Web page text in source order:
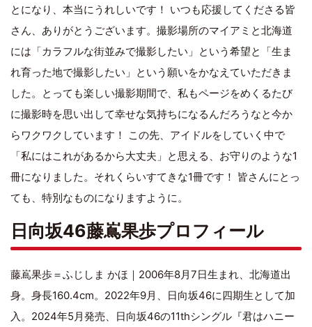
とになり、本当にうれしいです！ いつも応援してくださる皆
さん、ありがとうございます。撮影場所のマイアミと北海道
には「カラフルな街並みで撮影したい」という希望と「生ま
れ育った地で撮影したい」という願いをかなえていただきま
した。とっても楽しい撮影期間で、私もページをめくるたび
に撮影時を思い出して幸せな気持ちになるんだろうなと今か
らワクワクしています！ この先、アイドルをしていく中で
「私にはこれがあるから大丈夫」と思える、お守りのような1
冊になりました。それくらいすてきな1冊です！ 皆さんにとっ
ても、特別なものになりますように。
日向坂46藤嶌果歩プロフィール
藤嶌果歩＝ふじしま かほ｜2006年8月7日生まれ、北海道出
身。身長160.4cm。2022年9月、日向坂46に四期生として加
入。2024年5月発売、日向坂46の11thシングル『君はハニー